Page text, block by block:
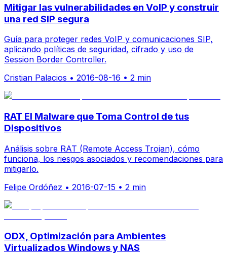
Mitigar las vulnerabilidades en VoIP y construir
una red SIP segura
Guía para proteger redes VoIP y comunicaciones SIP,
aplicando políticas de seguridad, cifrado y uso de
Session Border Controller.
Cristian Palacios • 2016-08-16 • 2 min
RAT El Malware que Toma Control de tus
Dispositivos
Análisis sobre RAT (Remote Access Trojan), cómo
funciona, los riesgos asociados y recomendaciones para
mitigarlo.
Felipe Ordóñez • 2016-07-15 • 2 min
ODX, Optimización para Ambientes
Virtualizados Windows y NAS